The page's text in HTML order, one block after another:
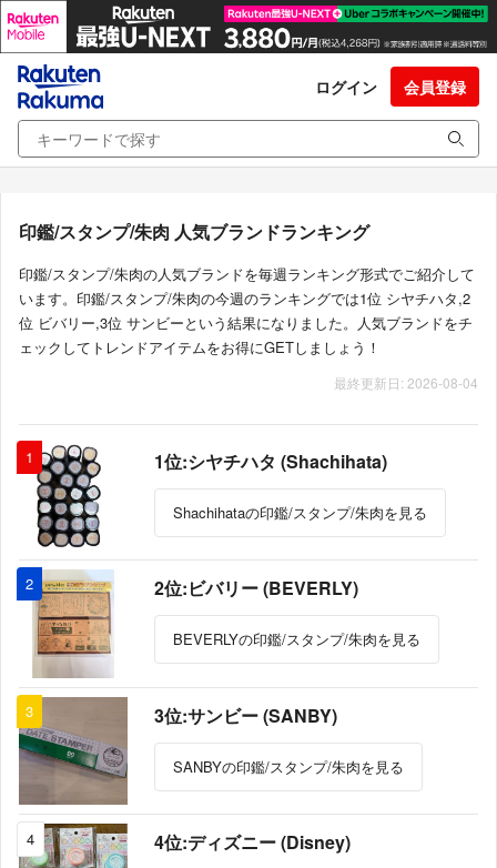
ログイン 会員登録
印鑑/スタンプ/朱肉 人気ブランドランキング
印鑑/スタンプ/朱肉の人気ブランドを毎週ランキング形式でご紹介して
います。印鑑/スタンプ/朱肉の今週のランキングでは1位 シヤチハタ,2
位 ビバリー,3位 サンビーという結果になりました。人気ブランドをチ
ェックしてトレンドアイテムをお得にGETしましょう！
最終更新日: 2026-08-04
1 1位:シヤチハタ (Shachihata)
Shachihataの印鑑/スタンプ/朱肉を見る
2 2位:ビバリー (BEVERLY)
BEVERLYの印鑑/スタンプ/朱肉を見る
3 3位:サンビー (SANBY)
SANBYの印鑑/スタンプ/朱肉を見る
4 4位:ディズニー (Disney)